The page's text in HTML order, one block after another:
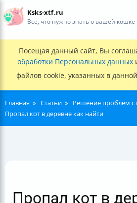
Ksks-xtf.ru
Все, что нужно знать о вашей кошке
Посещая данный сайт, Вы
обработки Персональных данных
файлов cookie, указанных в
Главная Статьи
Решение проблем
Пропал кот в деревне как найти
Пропал кот в